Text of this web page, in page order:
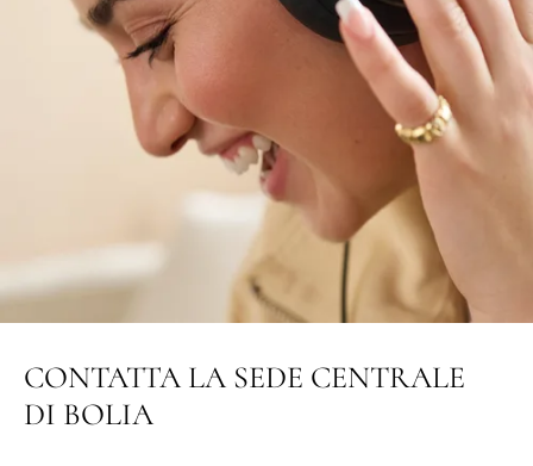
CONTATTA LA SEDE CENTRALE
DI BOLIA